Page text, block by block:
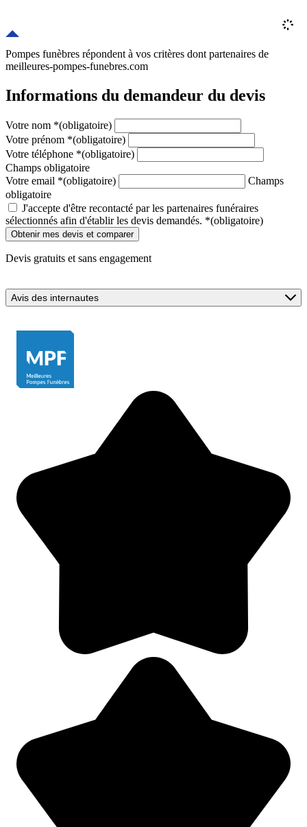
Pompes funèbres répondent à vos critères dont partenaires de
meilleures-pompes-funebres.com
Informations du demandeur du devis
Votre nom *(obligatoire)
Votre prénom *(obligatoire)
Votre téléphone *(obligatoire)
Champs obligatoire
Votre email *(obligatoire)
Champs
obligatoire
J'accepte d'être recontacté par les partenaires funéraires
sélectionnés afin d'établir les devis demandés. *(obligatoire)
Devis gratuits et sans engagement
Avis des internautes